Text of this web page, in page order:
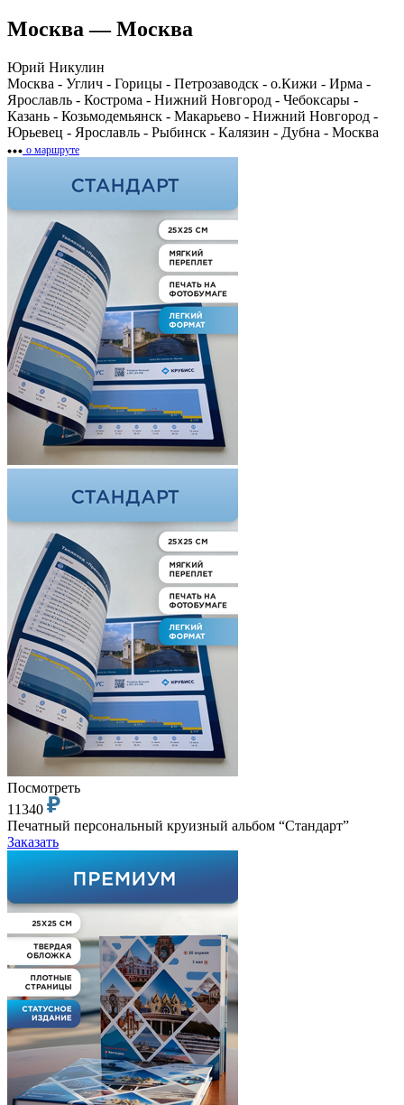
Москва — Москва
Юрий Никулин
Москва - Углич - Горицы - Петрозаводск - о.Кижи - Ирма -
Ярославль - Кострома - Нижний Новгород - Чебоксары -
Казань - Козьмодемьянск - Макарьево - Нижний Новгород -
Юрьевец - Ярославль - Рыбинск - Калязин - Дубна - Москва
о маршруте
Посмотреть
11340
Печатный персональный круизный альбом “Стандарт”
Заказать